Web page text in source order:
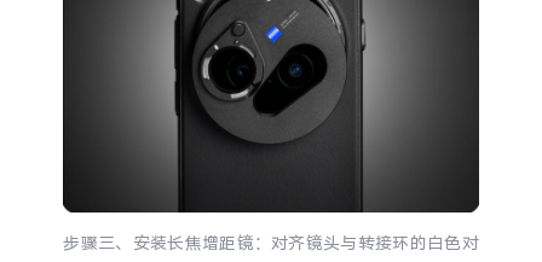
步骤三、安装长焦增距镜：对齐镜头与转接环的白色对